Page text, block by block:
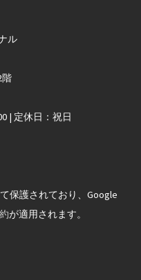
ル
階
| 定休日：祝日
保護されており、Google
が適用されます。